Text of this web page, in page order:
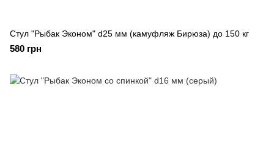
Стул "Рыбак Эконом" d25 мм (камуфляж Бирюза) до 150 кг
580 грн